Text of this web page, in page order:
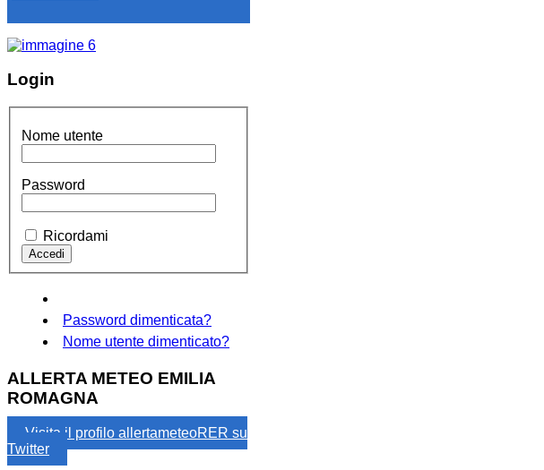
Login
Nome utente
Password
Ricordami
Password dimenticata?
Nome utente dimenticato?
ALLERTA METEO EMILIA
ROMAGNA
Visita il profilo allertameteoRER su
Twitter